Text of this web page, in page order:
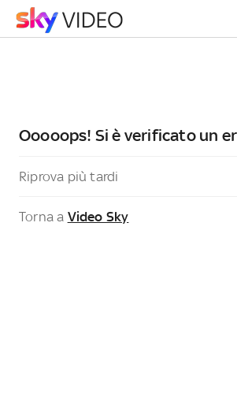
Ooooops! Si è verificato un
Riprova più tardi
Torna a Video Sky